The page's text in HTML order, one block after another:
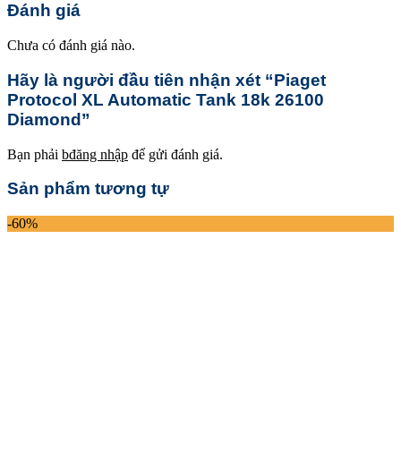
Đánh giá
Chưa có đánh giá nào.
Hãy là người đầu tiên nhận xét “Piaget
Protocol XL Automatic Tank 18k 26100
Diamond”
Bạn phải bđăng nhập để gửi đánh giá.
Sản phẩm tương tự
-60%